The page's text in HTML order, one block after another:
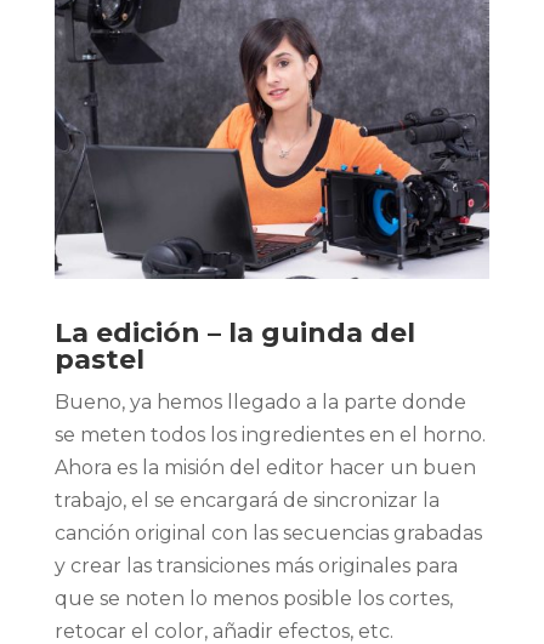
La edición – la guinda del
pastel
Bueno, ya hemos llegado a la parte donde
se meten todos los ingredientes en el horno.
Ahora es la misión del editor hacer un buen
trabajo, el se encargará de sincronizar la
canción original con las secuencias grabadas
y crear las transiciones más originales para
que se noten lo menos posible los cortes,
retocar el color, añadir efectos, etc.